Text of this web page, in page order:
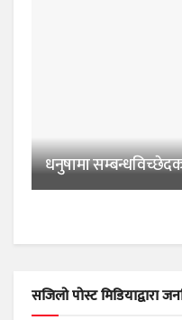
धनुषामा
सजिलो पोस्ट मिडियाद्वारा